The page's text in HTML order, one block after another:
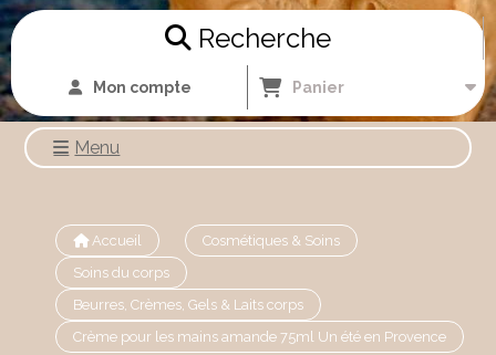
Recherche
Mon compte Panier
Menu
Accueil
Cosmétiques & Soins
Soins du corps
Beurres, Crèmes, Gels & Laits corps
Crème pour les mains amande 75ml Un été en Provence